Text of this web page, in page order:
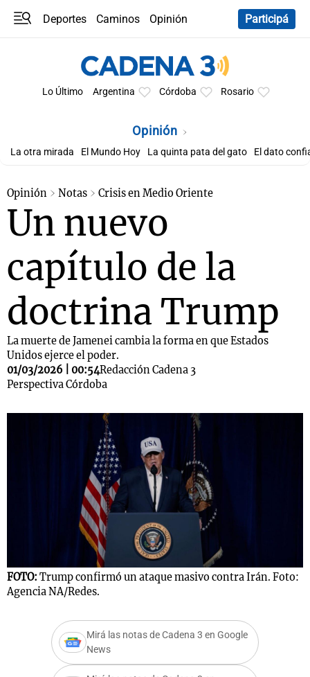
Deportes Caminos
Opinión
Participá
Lo Último Argentina Córdoba Rosario
Opinión
La otra mirada El Mundo Hoy La quinta pata del gato El dato
Opinión Notas Crisis en Medio Oriente
Un nuevo
capítulo de la
doctrina Trump
La muerte de Jamenei cambia la forma en que Estados
Unidos ejerce el poder.
01/03/2026 | 00:54Redacción Cadena 3
Perspectiva Córdoba
FOTO: Trump confirmó un ataque masivo contra Irán. Foto:
Agencia NA/Redes.
Mirá las notas de Cadena 3 en Google
News